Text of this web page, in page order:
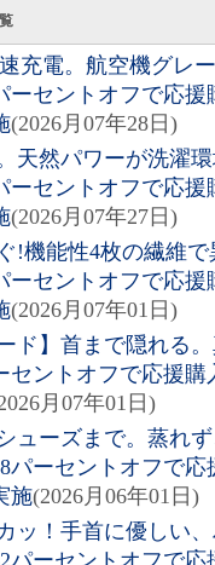
充電。航空機グレ
ーセントオフで応
(2026月07年28日)
天然パワーが洗濯
ーセントオフで応
(2026月07年27日)
!機能性4枚の繊維
ーセントオフで応
(2026月07年01日)
ド】首まで隠れる
セントオフで応援
月07年01日)
ューズまで。蒸れ
パーセントオフで
施(2026月06年01日)
ッ！手首に優しい
パーセントオフで